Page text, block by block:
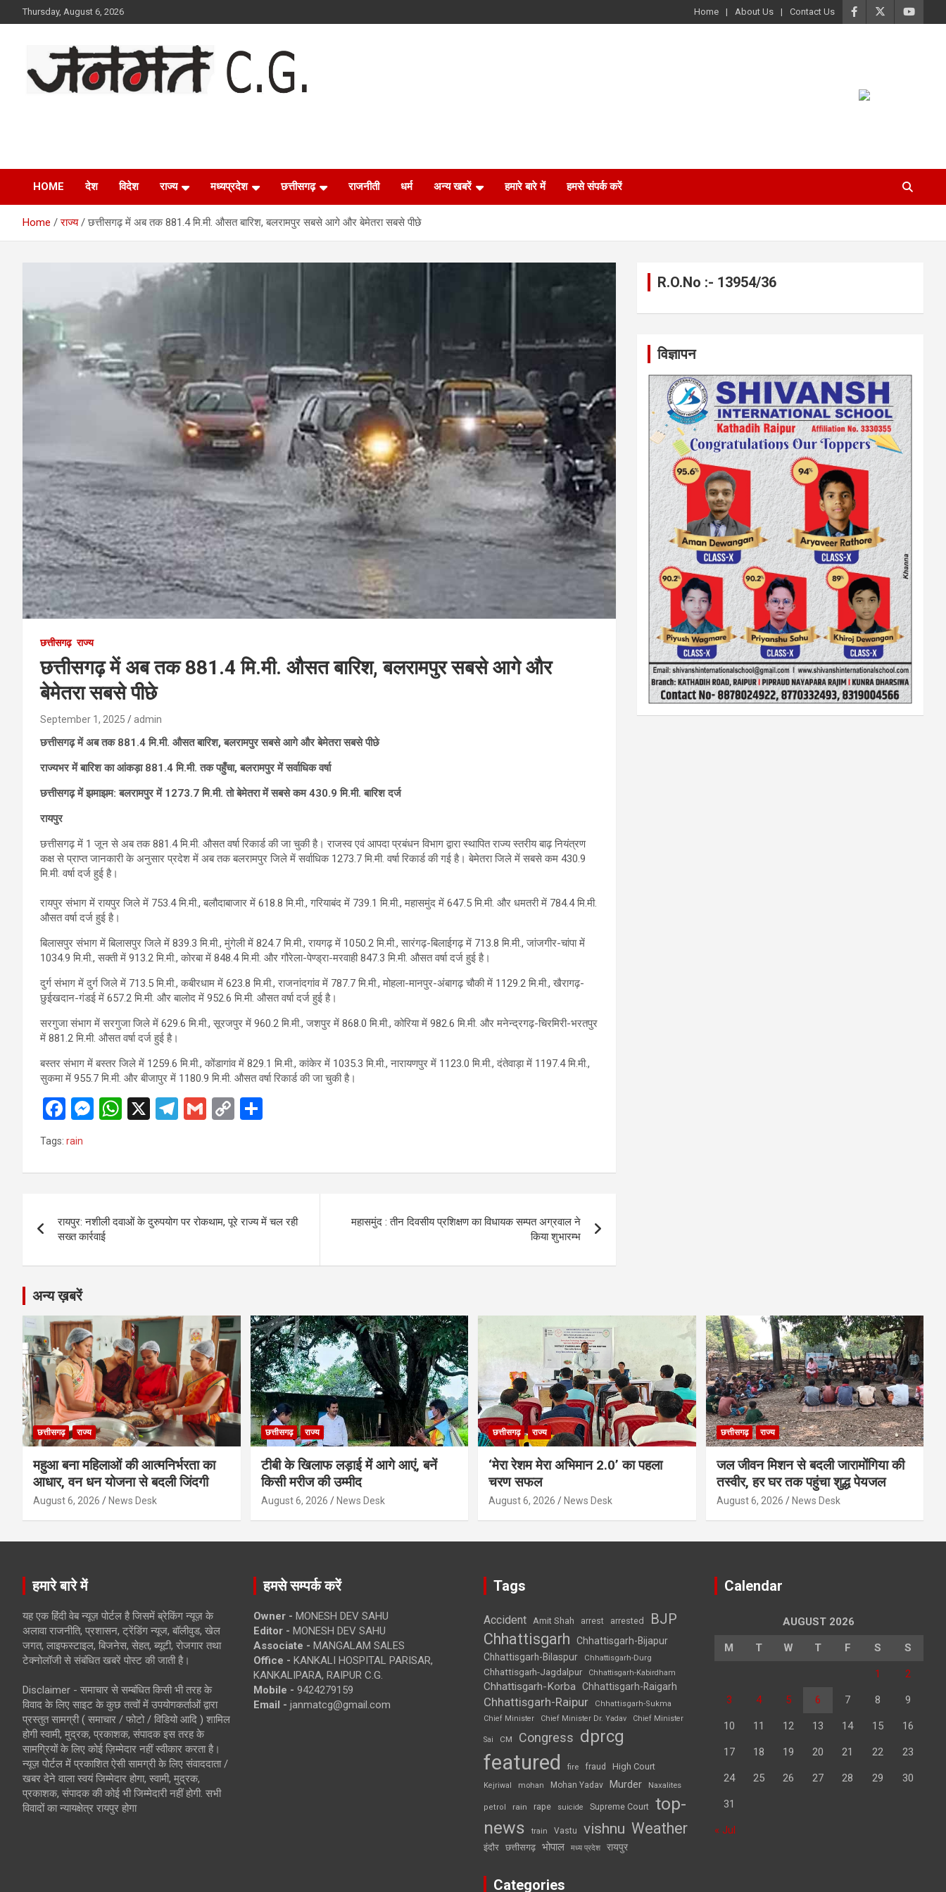
to
Thursday, August 6, 2026 Home About Us Contact Us
HOME देश विदेश राज्य मध्यप्रदेश छत्तीसगढ़ राजनीती धर्म अन्य खबरें हमारे बारे में हमसे संपर्क करें
Home राज्य छत्तीसगढ़ में अब तक 881.4 मि.मी. औसत बारिश, बलरामपुर सबसे आगे और बेमेतरा सबसे पीछे
छत्तीसगढ़ राज्य
छत्तीसगढ़ में अब तक 881.4 मि.मी. औसत बारिश, बलरामपुर सबसे आगे और
बेमेतरा सबसे पीछे
September 1, 2025 admin
छत्तीसगढ़ में अब तक 881.4 मि.मी. औसत बारिश, बलरामपुर सबसे आगे और बेमेतरा सबसे पीछे
राज्यभर में बारिश का आंकड़ा 881.4 मि.मी. तक पहुँचा, बलरामपुर में सर्वाधिक वर्षा
छत्तीसगढ़ में झमाझम: बलरामपुर में 1273.7 मि.मी. तो बेमेतरा में सबसे कम 430.9 मि.मी. बारिश दर्ज
रायपुर
छत्तीसगढ़ में 1 जून से अब तक 881.4 मि.मी. औसत वर्षा रिकार्ड की जा चुकी है। राजस्व एवं आपदा प्रबंधन विभाग द्वारा स्थापित राज्य स्तरीय बाढ़ नियंत्रण
कक्ष से प्राप्त जानकारी के अनुसार प्रदेश में अब तक बलरामपुर जिले में सर्वाधिक 1273.7 मि.मी. वर्षा रिकार्ड की गई है। बेमेतरा जिले में सबसे कम 430.9
मि.मी. वर्षा दर्ज हुई है।
रायपुर संभाग में रायपुर जिले में 753.4 मि.मी., बलौदाबाजार में 618.8 मि.मी., गरियाबंद में 739.1 मि.मी., महासमुंद में 647.5 मि.मी. और धमतरी में 784.4 मि.मी.
औसत वर्षा दर्ज हुई है।
बिलासपुर संभाग में बिलासपुर जिले में 839.3 मि.मी., मुंगेली में 824.7 मि.मी., रायगढ़ में 1050.2 मि.मी., सारंगढ़-बिलाईगढ़ में 713.8 मि.मी., जांजगीर-चांपा में
1034.9 मि.मी., सक्ती में 913.2 मि.मी., कोरबा में 848.4 मि.मी. और गौरेला-पेण्ड्रा-मरवाही 847.3 मि.मी. औसत वर्षा दर्ज हुई है।
दुर्ग संभाग में दुर्ग जिले में 713.5 मि.मी., कबीरधाम में 623.8 मि.मी., राजनांदगांव में 787.7 मि.मी., मोहला-मानपुर-अंबागढ़ चौकी में 1129.2 मि.मी., खैरागढ़-
छुईखदान-गंडई में 657.2 मि.मी. और बालोद में 952.6 मि.मी. औसत वर्षा दर्ज हुई है।
सरगुजा संभाग में सरगुजा जिले में 629.6 मि.मी., सूरजपुर में 960.2 मि.मी., जशपुर में 868.0 मि.मी., कोरिया में 982.6 मि.मी. और मनेन्द्रगढ़-चिरमिरी-भरतपुर
में 881.2 मि.मी. औसत वर्षा दर्ज हुई है।
बस्तर संभाग में बस्तर जिले में 1259.6 मि.मी., कोंडागांव में 829.1 मि.मी., कांकेर में 1035.3 मि.मी., नारायणपुर में 1123.0 मि.मी., दंतेवाड़ा में 1197.4 मि.मी.,
सुकमा में 955.7 मि.मी. और बीजापुर में 1180.9 मि.मी. औसत वर्षा रिकार्ड की जा चुकी है।
F
a
ce
b
o
k
M
n
er
W
s
p
X
T
gr
m
G
C
Li
k
e
Tags: rain
navigation
रायपुर: नशीली दवाओं के दुरुपयोग पर रोकथाम, पूरे राज्य में चल रही
सख्त कार्रवाई
महासमुंद : तीन दिवसीय प्रशिक्षण का विधायक सम्पत अग्रवाल ने
किया शुभारम्भ
R.O.No :- 13954/36
विज्ञापन
अन्य ख़बरें
छत्तीसगढ़ राज्य
महुआ बना महिलाओं की आत्मनिर्भरता का
आधार, वन धन योजना से बदली जिंदगी
August 6, 2026 News Desk
छत्तीसगढ़ राज्य
टीबी के खिलाफ लड़ाई में आगे आएं, बनें
किसी मरीज की उम्मीद
August 6, 2026 News Desk
छत्तीसगढ़ राज्य
‘मेरा रेशम मेरा अभिमान 2.0’ का पहला
चरण सफल
August 6, 2026 News Desk
छत्तीसगढ़ राज्य
जल जीवन मिशन से बदली जारामोंगिया की
तस्वीर, हर घर तक पहुंचा शुद्ध पेयजल
August 6, 2026 News Desk
हमारे बारे में
यह एक हिंदी वेब न्यूज़ पोर्टल है जिसमें ब्रेकिंग न्यूज़ के
अलावा राजनीति, प्रशासन, ट्रेंडिंग न्यूज, बॉलीवुड, खेल
जगत, लाइफस्टाइल, बिजनेस, सेहत, ब्यूटी, रोजगार तथा
टेक्नोलॉजी से संबंधित खबरें पोस्ट की जाती है।
Disclaimer - समाचार से सम्बंधित किसी भी तरह के
विवाद के लिए साइट के कुछ तत्वों में उपयोगकर्ताओं द्वारा
प्रस्तुत सामग्री ( समाचार / फोटो / विडियो आदि ) शामिल
होगी स्वामी, मुद्रक, प्रकाशक, संपादक इस तरह के
सामग्रियों के लिए कोई ज़िम्मेदार नहीं स्वीकार करता है।
न्यूज़ पोर्टल में प्रकाशित ऐसी सामग्री के लिए संवाददाता /
खबर देने वाला स्वयं जिम्मेदार होगा, स्वामी, मुद्रक,
प्रकाशक, संपादक की कोई भी जिम्मेदारी नहीं होगी. सभी
विवादों का न्यायक्षेत्र रायपुर होगा
हमसे सम्पर्क करें
Owner - MONESH DEV SAHU
Editor - MONESH DEV SAHU
Associate - MANGALAM SALES
Office - KANKALI HOSPITAL PARISAR,
KANKALIPARA, RAIPUR C.G.
Mobile - 9424279159
Email - janmatcg@gmail.com
Tags
Accident Amit Shah arrest arrested BJP
Chhattisgarh
Chhattisgarh-Bijapur
Chhattisgarh-Bilaspur
Chhattisgarh-Durg
Chhattisgarh-Jagdalpur Chhattisgarh-Kabirdham
Chhattisgarh-Korba Chhattisgarh-Raigarh
Chhattisgarh-Raipur
Chhattisgarh-Sukma
Chief Minister
Chief Minister Dr. Yadav Chief Minister
Sai CM Congress dprcg
featured fire fraud High Court
Kejriwal mohan Mohan Yadav Murder Naxalites
petrol rain rape suicide Supreme Court top-
news
train Vastu vishnu Weather
इंदौर छत्तीसगढ़ भोपाल मध्य प्रदेश रायपुर
Categories
Calendar
AUGUST 2026
M T W T F S S
1 2
3 4 5 6 7 8 9
10 11 12 13 14 15 16
17 18 19 20 21 22 23
24 25 26 27 28 29 30
31
« Jul